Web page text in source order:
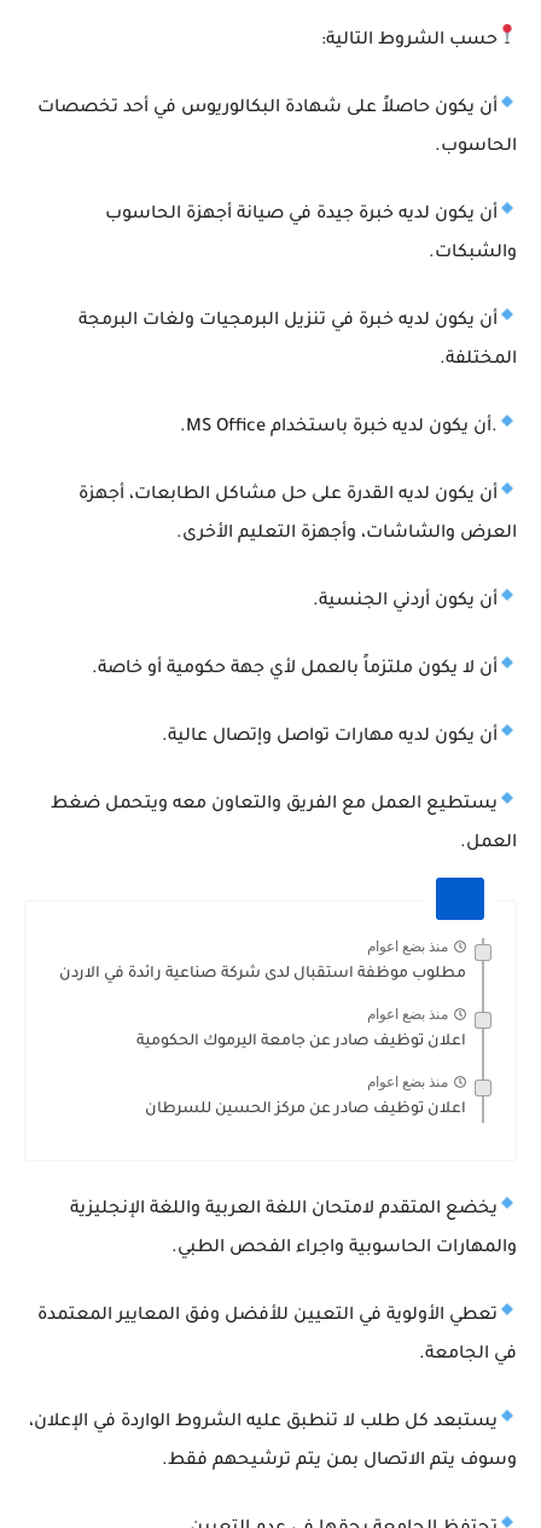
حسب الشروط التالية:
أن يكون حاصلاً على شهادة البكالوريوس في أحد تخصصات
الحاسوب.
أن يكون لديه خبرة جيدة في صيانة أجهزة الحاسوب
والشبكات.
أن يكون لديه خبرة في تنزيل البرمجيات ولغات البرمجة
المختلفة.
.أن يكون لديه خبرة باستخدام MS Office.
أن يكون لديه القدرة على حل مشاكل الطابعات، أجهزة
العرض والشاشات، وأجهزة التعليم الأخرى.
أن يكون أردني الجنسية.
أن لا يكون ملتزماً بالعمل لأي جهة حكومية أو خاصة.
أن يكون لديه مهارات تواصل وإتصال عالية.
يستطيع العمل مع الفريق والتعاون معه ويتحمل ضغط
العمل.
منذ بضع اعوام
مطلوب موظفة استقبال لدى شركة صناعية رائدة في الاردن
منذ بضع اعوام
اعلان توظيف صادر عن جامعة اليرموك الحكومية
منذ بضع اعوام
اعلان توظيف صادر عن مركز الحسين للسرطان
يخضع المتقدم لامتحان اللغة العربية واللغة الإنجليزية
والمهارات الحاسوبية واجراء الفحص الطبي.
تعطي الأولوية في التعيين للأفضل وفق المعايير المعتمدة
في الجامعة.
يستبعد كل طلب لا تنطبق عليه الشروط الواردة في الإعلان،
وسوف يتم الاتصال بمن يتم ترشيحهم فقط.